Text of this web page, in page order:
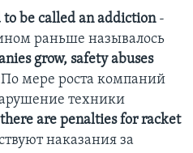
to be called an addiction-
раньше называлось
grow, safety abuses
мере роста компаний
техники
are penalties for racket
наказания за